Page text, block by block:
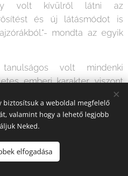
volt kívülről látni az
és új látásmódot is
mondta az egyik
volt mindenki
emberi karakter, viszont
azzá!"- állapították meg a
a pedagógusok.
a Gyermekekért" Alapítvány.
biztosítsuk a weboldal megfelelő
valamint hogy a lehető legjobb
Neked.
elfogadása